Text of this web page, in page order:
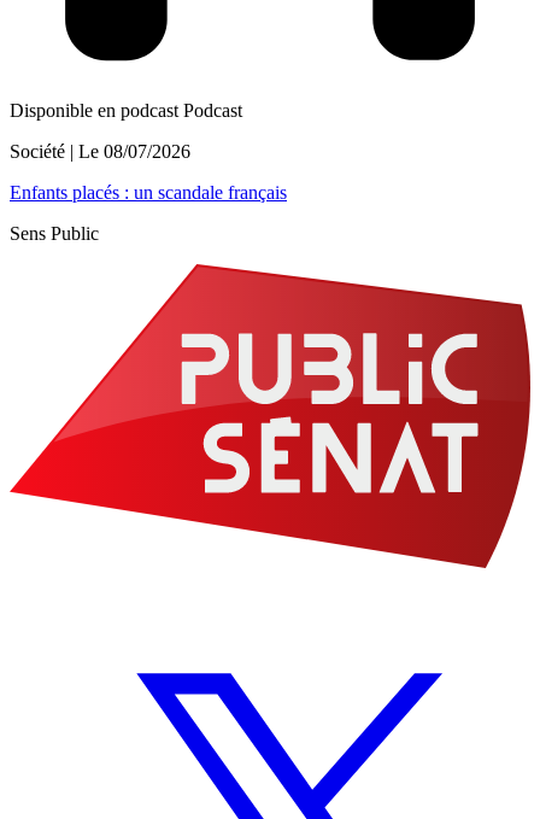
Disponible en podcast Podcast
Société | Le 08/07/2026
Enfants placés : un scandale français
Sens Public